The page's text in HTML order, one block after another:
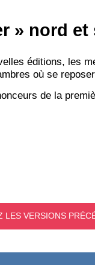
» nord et
éditions, les
où se
de la
LES VERSIONS